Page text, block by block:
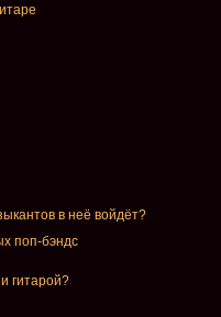
в неё войдёт?
поп-бэндс
гитарой?